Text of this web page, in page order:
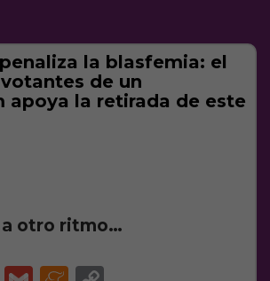
la blasfemia: el
de un
apoya la retirada de este
a otro ritmo…